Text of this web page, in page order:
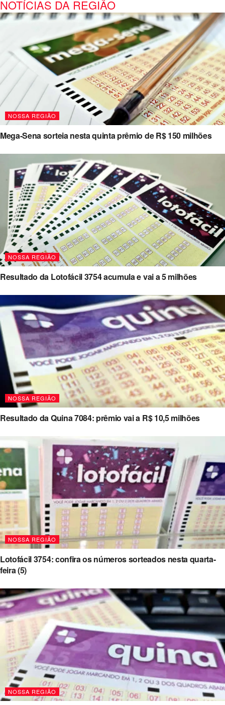
NOTÍCIAS DA REGIÃO
NOSSA REGIÃO
Mega-Sena sorteia nesta quinta prêmio de R$ 150 milhões
NOSSA REGIÃO
Resultado da Lotofácil 3754 acumula e vai a 5 milhões
NOSSA REGIÃO
Resultado da Quina 7084: prêmio vai a R$ 10,5 milhões
NOSSA REGIÃO
Lotofácil 3754: confira os números sorteados nesta quarta-
feira (5)
NOSSA REGIÃO